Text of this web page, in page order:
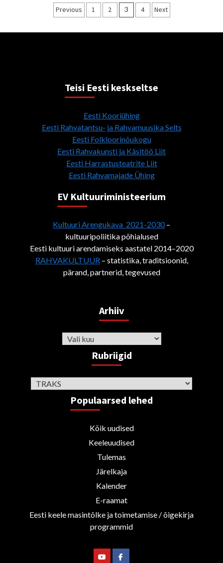
Posts
Previous 1 2 3 4 Next
Teisi Eesti keskseltse
Eesti Kooriühing
Eesti Rahvatantsu- ja Rahvamuusika Selts
Eesti Folkloorinõukogu
Eesti Rahvakunsti ja Käsitöö Liit
Eesti Harrastusteatrite Liit
Eesti Rahvamajade Ühing
EV Kultuuriministeerium
Kultuuri Arengukava 2021-2030–
kultuuripoliitika põhialused
Eesti kultuuri arendamiseks aastatel 2014–2020
RAHVAKULTUUR– statistika, traditsioonid,
pärand, partnerid, tegevused
Arhiiv
Arhiiv
Rubriigid
Rubriigid
Populaarsed lehed
Kõik uudised
Keeleuudised
Tulemas
Järelkaja
Kalender
E-raamat
Eesti keele masintõlke ja toimetamise / õigekirja
programmid